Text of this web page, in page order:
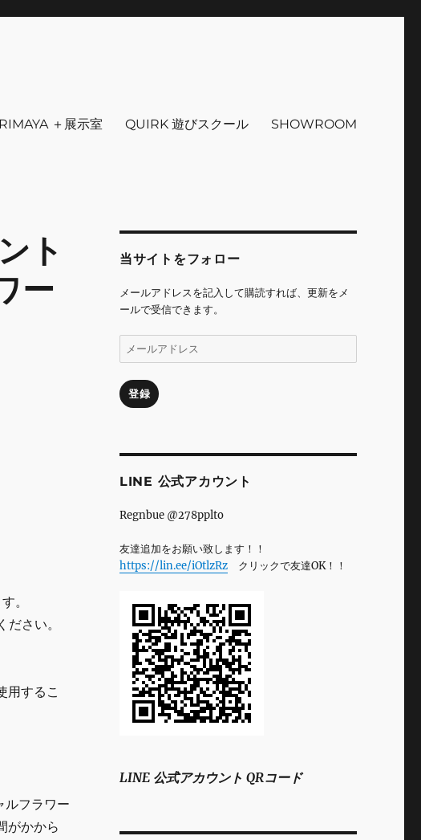
＋展示室 QUIRK 遊びスクール SHOWROOM
ト
ー
。
さい。
用するこ
ルフラワー
がかから
当サイトをフォロー
メールアドレスを記入して購読すれば、更新をメ
ールで受信できます。
ー
ア
ド
登録
LINE 公式アカウント
Regnbue @278pplto
友達追加をお願い致します！！
https://lin.ee/iOtlzRzクリックで友達OK！！
LINE 公式アカウント QRコード